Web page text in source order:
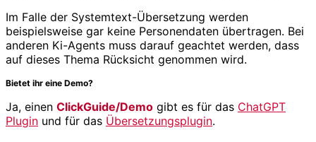
Im Falle der Systemtext-Übersetzung werden
beispielsweise gar keine Personendaten übertragen. Bei
anderen Ki-Agents muss darauf geachtet werden, dass
auf dieses Thema Rücksicht genommen wird.
Bietet ihr eine Demo?
Ja, einen ClickGuide/Demo gibt es für das ChatGPT
Plugin und für das Übersetzungsplugin.